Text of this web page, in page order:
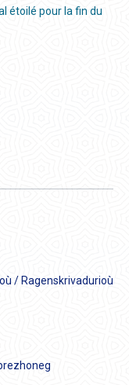
étoilé pour la fin du
/ Ragenskrivadurioù